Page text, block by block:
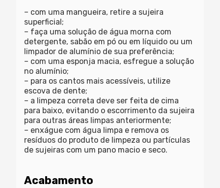
– com uma mangueira, retire a sujeira
superficial;
– faça uma solução de água morna com
detergente, sabão em pó ou em líquido ou um
limpador de alumínio de sua preferência;
– com uma esponja macia, esfregue a solução
no alumínio;
– para os cantos mais acessíveis, utilize
escova de dente;
– a limpeza correta deve ser feita de cima
para baixo, evitando o escorrimento da sujeira
para outras áreas limpas anteriormente;
– enxágue com água limpa e remova os
resíduos do produto de limpeza ou partículas
de sujeiras com um pano macio e seco.
Acabamento